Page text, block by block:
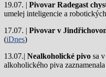
19.07. | Pivovar Radegast
umelej inteligencie a
17.07. | Pivovar v
(iDnes)
13.07.| Nealkoholické pivo sa
alkoholického piva